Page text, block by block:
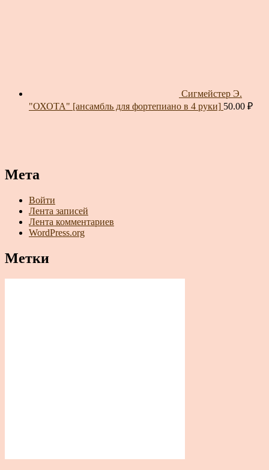
Сигмейстер Э.
"ОХОТА" [ансамбль для фортепиано в 4 руки] 50.00 ₽
Мета
Войти
Лента записей
Лента комментариев
WordPress.org
Метки